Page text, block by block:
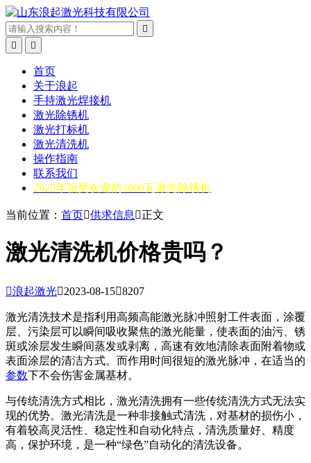



首页
关于浪起
手持激光焊接机
激光除锈机
激光打标机
激光清洗机
操作指南
联系我们
2025年很受欢迎的3000瓦激光除锈机
当前位置： 首页供求信息 正文
激光清洗机价格贵吗？
浪起激光2023-08-158207
激光清洗技术是指利用高频高能激光脉冲照射工件表面，涂覆
层、污染层可以瞬间吸收聚焦的激光能量，使表面的油污、锈
斑或涂层发生瞬间蒸发或剥离，高速有效地清除表面附着物或
表面涂层的清洁方式。而作用时间很短的激光脉冲，在适当的
参数下不会伤害金属基材。
与传统清洗方式相比，激光清洗拥有一些传统清洗方式无法实
现的优势。激光清洗是一种非接触式清洗，对基材的损伤小，
有着较高灵活性、稳定性和自动化特点，清洗质量好、精度
高，保护环境，是一种“绿色”自动化的清洗设备。